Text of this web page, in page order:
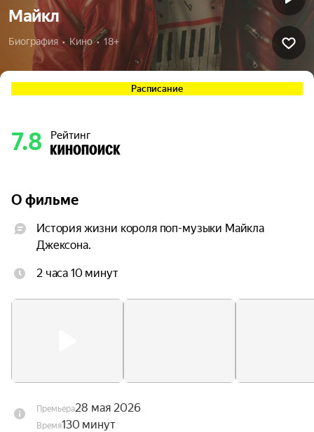
Майкл
Биография  •  Кино  •  18+
Расписание
7.8 Рейтинг
О фильме
История жизни короля поп-музыки Майкла
Джексона.
2 часа 10 минут
Премьера28 мая 2026
Время130 минут